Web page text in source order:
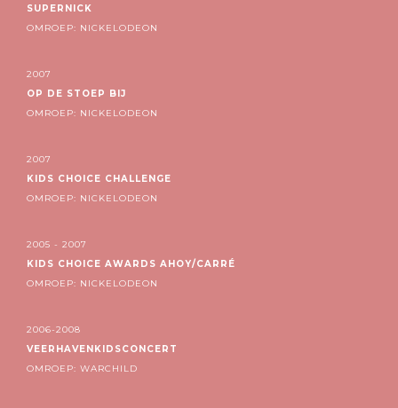
SUPERNICK
OMROEP: NICKELODEON
2007
OP DE STOEP BIJ
OMROEP: NICKELODEON
2007
KIDS CHOICE CHALLENGE
OMROEP: NICKELODEON
2005 - 2007
KIDS CHOICE AWARDS AHOY/CARRÉ
OMROEP: NICKELODEON
2006-2008
VEERHAVENKIDSCONCERT
OMROEP: WARCHILD